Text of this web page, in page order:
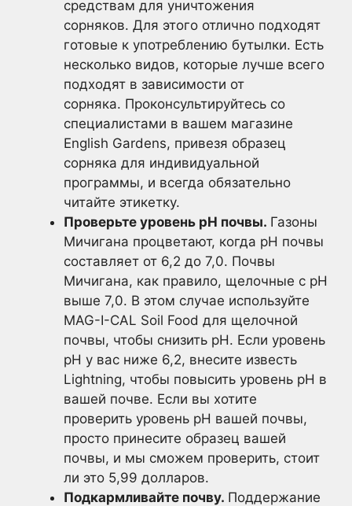
средствам для уничтожения
сорняков. Для этого отлично подходят
готовые к употреблению бутылки. Есть
несколько видов, которые лучше всего
подходят в зависимости от
сорняка. Проконсультируйтесь со
специалистами в вашем магазине
English Gardens, привезя образец
сорняка для индивидуальной
программы, и всегда обязательно
читайте этикетку.
Проверьте уровень pH почвы. Газоны
Мичигана процветают, когда рН почвы
составляет от 6,2 до 7,0. Почвы
Мичигана, как правило, щелочные с рН
выше 7,0. В этом случае используйте
MAG-I-CAL Soil Food для щелочной
почвы, чтобы снизить pH. Если уровень
pH у вас ниже 6,2, внесите известь
Lightning, чтобы повысить уровень pH в
вашей почве. Если вы хотите
проверить уровень pH вашей почвы,
просто принесите образец вашей
почвы, и мы сможем проверить, стоит
ли это 5,99 долларов.
Подкармливайте почву. Поддержание